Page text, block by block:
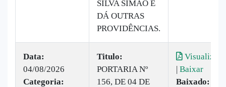
SILVA SIMÃO E
DÁ OUTRAS
PROVIDÊNCIAS.
Data:
04/08/2026
Categoria:
Titulo:
PORTARIA Nº
156, DE 04 DE
Visualizar
| Baixar
Baixado: